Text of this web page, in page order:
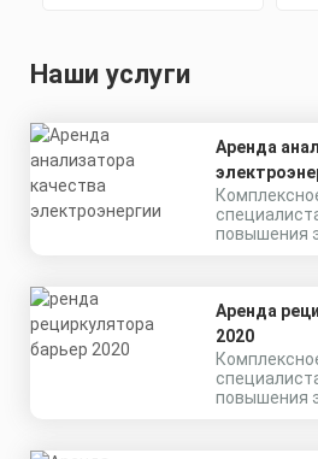
Наши услуги
Аренда
повышения
Аренда
2020
повышения